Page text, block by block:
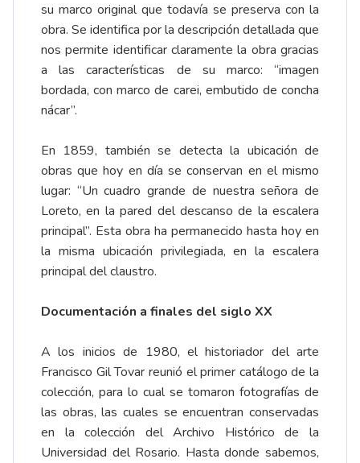
su marco original que todavía se preserva con la
obra. Se identifica por la descripción detallada que
nos permite identificar claramente la obra gracias
a las características de su marco: “imagen
bordada, con marco de carei, embutido de concha
nácar”.
En 1859, también se detecta la ubicación de
obras que hoy en día se conservan en el mismo
lugar: “Un cuadro grande de nuestra señora de
Loreto, en la pared del descanso de la escalera
principal”. Esta obra ha permanecido hasta hoy en
la misma ubicación privilegiada, en la escalera
principal del claustro.
Documentación a finales del siglo XX
A los inicios de 1980, el historiador del arte
Francisco Gil Tovar reunió el primer catálogo de la
colección, para lo cual se tomaron fotografías de
las obras, las cuales se encuentran conservadas
en la colección del Archivo Histórico de la
Universidad del Rosario. Hasta donde sabemos,